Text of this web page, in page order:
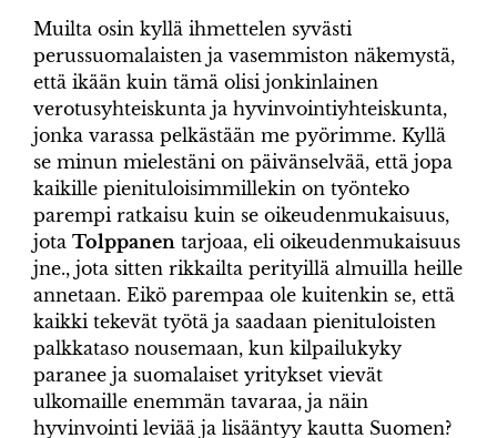
Muilta osin kyllä ihmettelen syvästi
perussuomalaisten ja vasemmiston näkemystä,
että ikään kuin tämä olisi jonkinlainen
verotusyhteiskunta ja hyvinvointiyhteiskunta,
jonka varassa pelkästään me pyörimme. Kyllä
se minun mielestäni on päivänselvää, että jopa
kaikille pienituloisimmillekin on työnteko
parempi ratkaisu kuin se oikeudenmukaisuus,
jota Tolppanen tarjoaa, eli oikeudenmukaisuus
jne., jota sitten rikkailta perityillä almuilla heille
annetaan. Eikö parempaa ole kuitenkin se, että
kaikki tekevät työtä ja saadaan pienituloisten
palkkataso nousemaan, kun kilpailukyky
paranee ja suomalaiset yritykset vievät
ulkomaille enemmän tavaraa, ja näin
hyvinvointi leviää ja lisääntyy kautta Suomen?